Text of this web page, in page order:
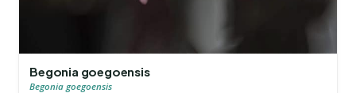
Begonia goegoensis
Begonia goegoensis